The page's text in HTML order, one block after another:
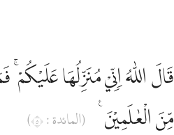
قَالَ اللّٰهُ اِنِّيْ مُنَزِّلُهَا عَلَيْكُمْ
مِّنَ الْعٰلَمِيْنَ ࣖ
(المائدة : ٥)